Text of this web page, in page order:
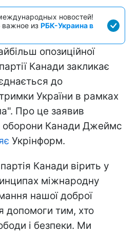
новостей!
важное из РБК-Украина в
опозиційної
Канади закликає
до
України в рамках
Про це заявив
оборони Канади Джеймс
Укрінформ.
Канади вірить у
міжнародну
нашої доброї
допомоги тим, хто
і безпеки. Ми